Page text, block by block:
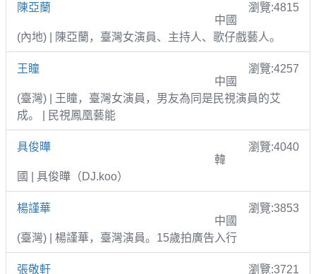
陳亞蘭
瀏覽:4815
中國
(內地) | 陳亞蘭，臺灣女演員、主持人、歌仔戲藝人。
王瞳
瀏覽:4257
中國
(臺灣) | 王瞳，臺灣女演員，男友為同是民視演員的艾
成。 | 民視鳳凰藝能
具俊曄
瀏覽:4040
韓
國 | 具俊曄（DJ.koo）
楊謹華
瀏覽:3853
中國
(臺灣) | 楊謹華，臺灣演員。15歲拍廣告入行
張敬軒 瀏覽:3721